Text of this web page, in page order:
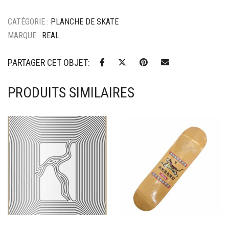
CATÉGORIE : PLANCHE DE SKATE
MARQUE : REAL
PARTAGER CET OBJET:
PRODUITS SIMILAIRES
Ajouter à mes favoris Ajouter à mes favoris